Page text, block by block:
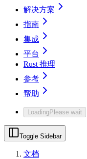
解决方案
指南
集成
平台
Rust 推理
参考
帮助
LoadingPlease wait
Toggle Sidebar
文档